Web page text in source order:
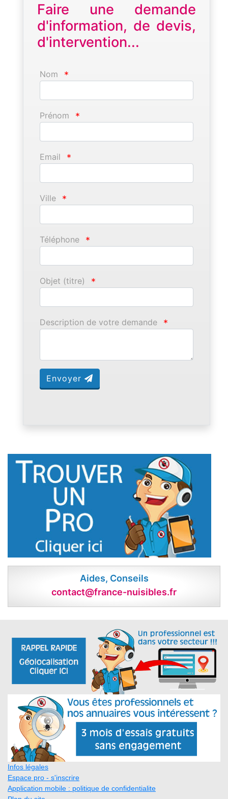
Faire une demande
d'information, de devis,
d'intervention...
Nom *
Prénom *
Email *
Ville *
Téléphone *
Objet (titre) *
Description de votre demande *
Envoyer
Aides, Conseils
contact@france-nuisibles.fr
Infos légales
Espace pro - s'inscrire
Application mobile : politique de confidentialite